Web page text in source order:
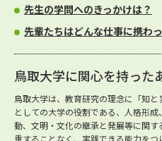
先生の学問へのきっかけは？
先輩たちはどんな仕事に携わ
鳥取大学に関心を持った
鳥取大学は、教育研究の理念に「知
としての大学の役割である、人格形
動、文明・文化の継承と発展等に関
重することなく、実践できる能力を